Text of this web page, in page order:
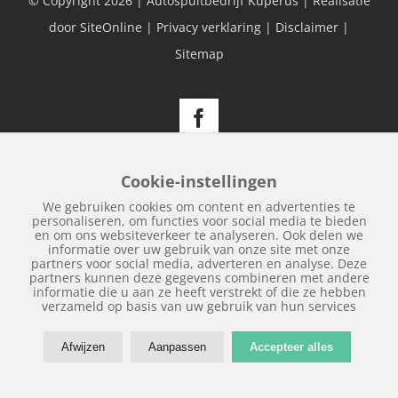
door SiteOnline | Privacy verklaring | Disclaimer |
Sitemap
Facebook
Cookie-instellingen
We gebruiken cookies om content en advertenties te
personaliseren, om functies voor social media te bieden
en om ons websiteverkeer te analyseren. Ook delen we
informatie over uw gebruik van onze site met onze
partners voor social media, adverteren en analyse. Deze
partners kunnen deze gegevens combineren met andere
informatie die u aan ze heeft verstrekt of die ze hebben
verzameld op basis van uw gebruik van hun services
Afwijzen Aanpassen Accepteer alles